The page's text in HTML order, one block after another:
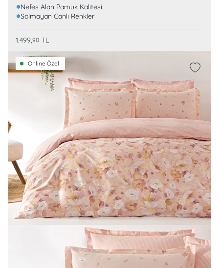
Nefes Alan Pamuk Kalitesi
Solmayan Canlı Renkler
1.499,90 TL
Online Özel